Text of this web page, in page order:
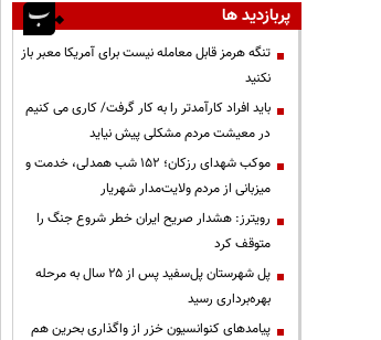
پربازدید ها
تنگه هرمز قابل معامله نیست برای آمریکا معبر باز
نکنید
باید افراد کارآمدتر را به کار گرفت/ کاری می کنیم
در معیشت مردم مشکلی پیش نیاید
موکب شهدای رزکان؛ ۱۵۲ شب همدلی، خدمت و
میزبانی از مردم ولایت‌مدار شهریار
رویترز: هشدار صریح ایران خطر شروع جنگ را
متوقف کرد
پل شهرستان پل‌سفید پس از ۲۵ سال به مرحله
بهره‌برداری رسید
پیامدهای کنوانسیون خزر از واگذاری بحرین هم